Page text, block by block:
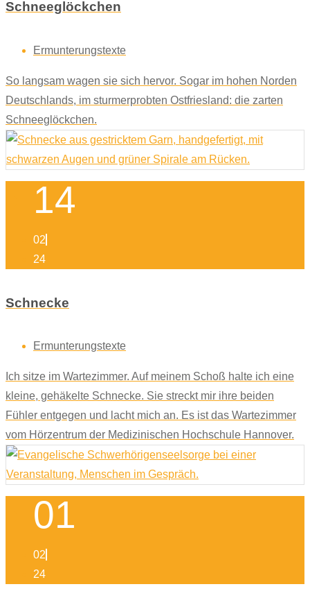
Schneeglöckchen
Ermunterungstexte
So langsam wagen sie sich hervor. Sogar im hohen Norden
Deutschlands, im sturmerprobten Ostfriesland: die zarten
Schneeglöckchen.
14
02
24
Schnecke
Ermunterungstexte
Ich sitze im Wartezimmer. Auf meinem Schoß halte ich eine
kleine, gehäkelte Schnecke. Sie streckt mir ihre beiden
Fühler entgegen und lacht mich an. Es ist das Wartezimmer
vom Hörzentrum der Medizinischen Hochschule Hannover.
01
02
24